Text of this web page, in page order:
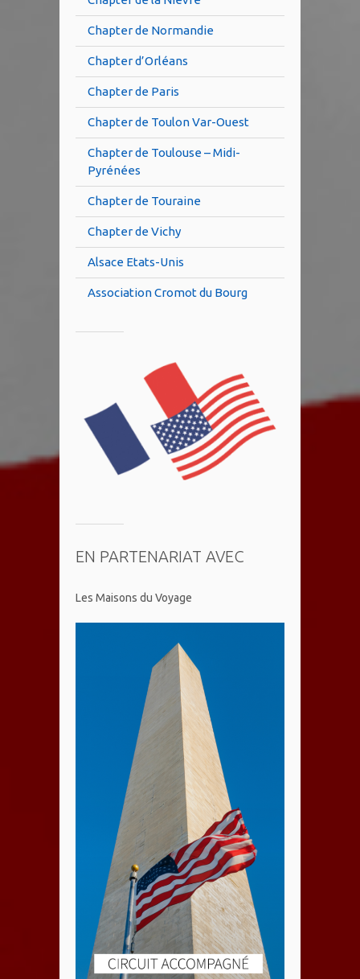
Chapter de Normandie
Chapter d’Orléans
Chapter de Paris
Chapter de Toulon Var-Ouest
Chapter de Toulouse – Midi-
Pyrénées
Chapter de Touraine
Chapter de Vichy
Alsace Etats-Unis
Association Cromot du Bourg
EN PARTENARIAT AVEC
Les Maisons du Voyage